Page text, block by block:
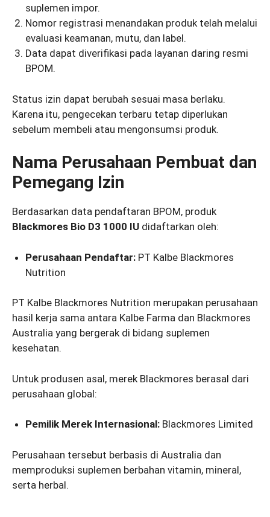
suplemen impor.
Nomor registrasi menandakan produk telah melalui
evaluasi keamanan, mutu, dan label.
Data dapat diverifikasi pada layanan daring resmi
BPOM.
Status izin dapat berubah sesuai masa berlaku.
Karena itu, pengecekan terbaru tetap diperlukan
sebelum membeli atau mengonsumsi produk.
Nama Perusahaan Pembuat dan
Pemegang Izin
Berdasarkan data pendaftaran BPOM, produk
Blackmores Bio D3 1000 IU didaftarkan oleh:
Perusahaan Pendaftar: PT Kalbe Blackmores
Nutrition
PT Kalbe Blackmores Nutrition merupakan perusahaan
hasil kerja sama antara Kalbe Farma dan Blackmores
Australia yang bergerak di bidang suplemen
kesehatan.
Untuk produsen asal, merek Blackmores berasal dari
perusahaan global:
Pemilik Merek Internasional: Blackmores Limited
Perusahaan tersebut berbasis di Australia dan
memproduksi suplemen berbahan vitamin, mineral,
serta herbal.